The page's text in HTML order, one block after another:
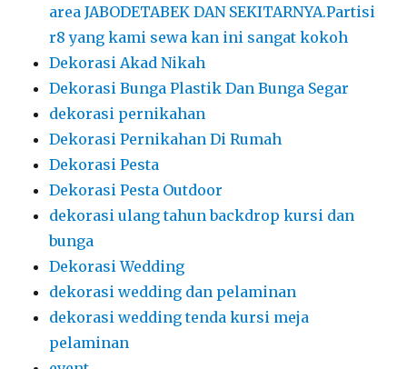
area JABODETABEK DAN SEKITARNYA.Partisi
r8 yang kami sewa kan ini sangat kokoh
Dekorasi Akad Nikah
Dekorasi Bunga Plastik Dan Bunga Segar
dekorasi pernikahan
Dekorasi Pernikahan Di Rumah
Dekorasi Pesta
Dekorasi Pesta Outdoor
dekorasi ulang tahun backdrop kursi dan
bunga
Dekorasi Wedding
dekorasi wedding dan pelaminan
dekorasi wedding tenda kursi meja
pelaminan